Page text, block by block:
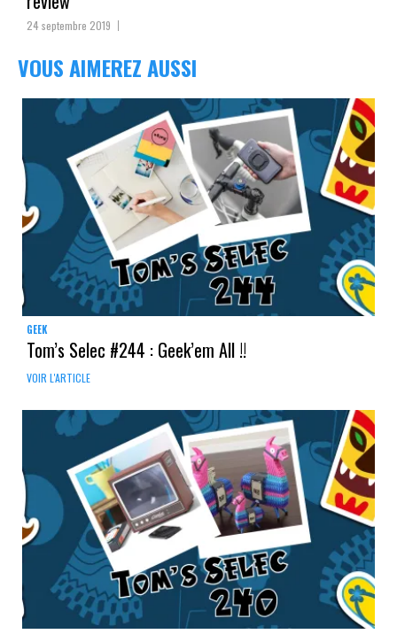
24 septembre 2019
VOUS AIMEREZ AUSSI
GEEK
Tom’s Selec #244 : Geek’em All !!
VOIR L'ARTICLE